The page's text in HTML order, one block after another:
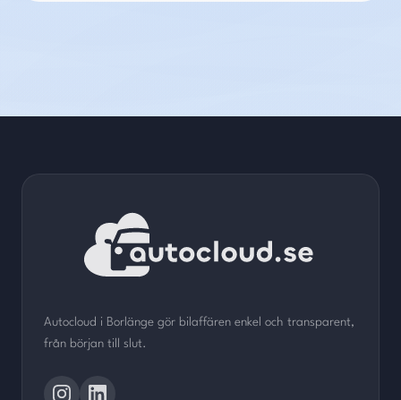
Autocloud i Borlänge gör bilaffären enkel och transparent,
från början till slut.